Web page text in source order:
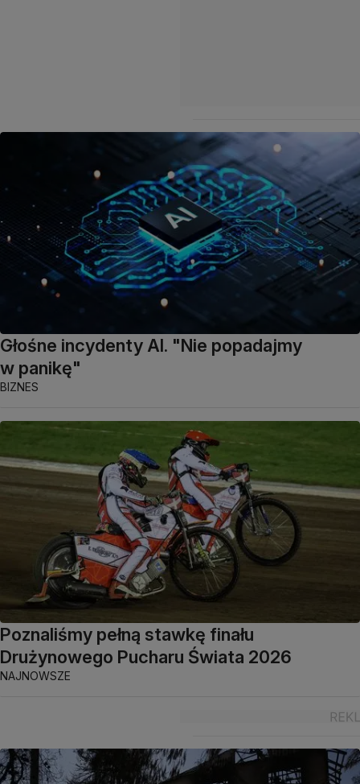
Głośne incydenty AI. "Nie popadajmy
w panikę"
BIZNES
Poznaliśmy pełną stawkę finału
Drużynowego Pucharu Świata 2026
NAJNOWSZE